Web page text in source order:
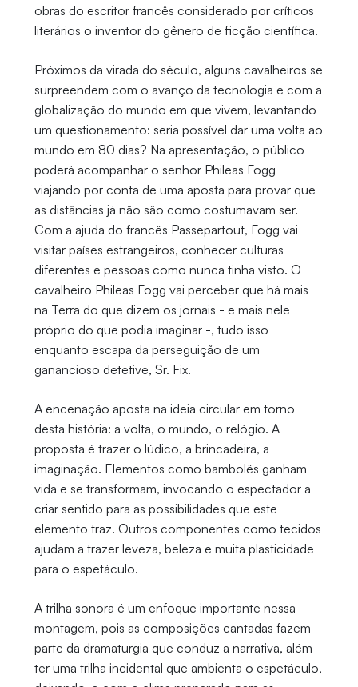
obras do escritor francês considerado por críticos
literários o inventor do gênero de ficção científica.
Próximos da virada do século, alguns cavalheiros se
surpreendem com o avanço da tecnologia e com a
globalização do mundo em que vivem, levantando
um questionamento: seria possível dar uma volta ao
mundo em 80 dias? Na apresentação, o público
poderá acompanhar o senhor Phileas Fogg
viajando por conta de uma aposta para provar que
as distâncias já não são como costumavam ser.
Com a ajuda do francês Passepartout, Fogg vai
visitar países estrangeiros, conhecer culturas
diferentes e pessoas como nunca tinha visto. O
cavalheiro Phileas Fogg vai perceber que há mais
na Terra do que dizem os jornais - e mais nele
próprio do que podia imaginar -, tudo isso
enquanto escapa da perseguição de um
ganancioso detetive, Sr. Fix.
A encenação aposta na ideia circular em torno
desta história: a volta, o mundo, o relógio. A
proposta é trazer o lúdico, a brincadeira, a
imaginação. Elementos como bambolês ganham
vida e se transformam, invocando o espectador a
criar sentido para as possibilidades que este
elemento traz. Outros componentes como tecidos
ajudam a trazer leveza, beleza e muita plasticidade
para o espetáculo.
A trilha sonora é um enfoque importante nessa
montagem, pois as composições cantadas fazem
parte da dramaturgia que conduz a narrativa, além
ter uma trilha incidental que ambienta o espetáculo,